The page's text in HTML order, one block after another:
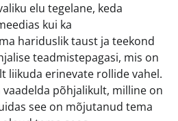
elu tegelane, keda
kui ka
hariduslik taust ja teekond
teadmistepagasi, mis on
liikuda erinevate rollide vahel.
põhjalikult, milline on
see on mõjutanud tema